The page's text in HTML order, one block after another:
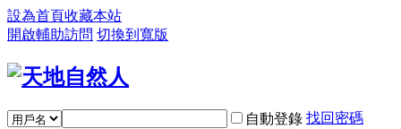
設為首頁收藏本站
開啟輔助訪問 切換到寬版
自動登錄 找回密碼